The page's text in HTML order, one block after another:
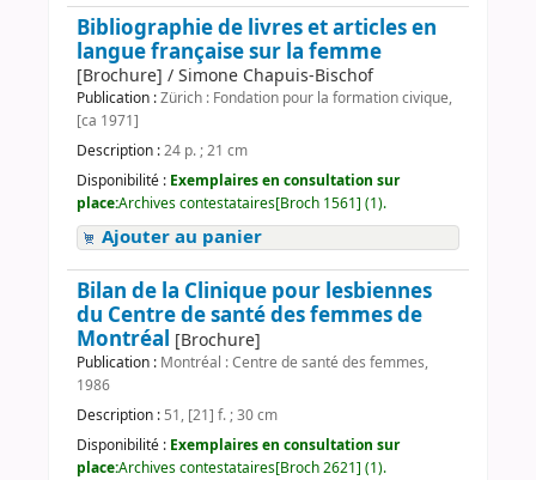
Bibliographie de livres et articles en
langue française sur la femme
[Brochure] / Simone Chapuis-Bischof
Publication :Zürich : Fondation pour la formation civique,
[ca 1971]
Description :24 p. ; 21 cm
Disponibilité : Exemplaires en consultation sur
place:Archives contestataires[Broch 1561] (1).
Ajouter au panier
Bilan de la Clinique pour lesbiennes
du Centre de santé des femmes de
Montréal [Brochure]
Publication : Montréal : Centre de santé des femmes,
1986
Description : 51, [21] f. ; 30 cm
Disponibilité : Exemplaires en consultation sur
place:Archives contestataires[Broch 2621] (1).